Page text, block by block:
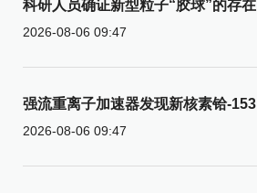
科研人员确证新型粒子“胶球”的存在
2026-08-06 09:47
强流重离子加速器发现新核素铪-153
2026-08-06 09:47